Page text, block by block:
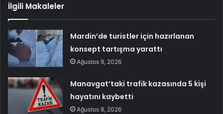
İlgili Makaleler
Mardin’de turistler için hazırlanan
konsept tartışma yarattı
Ağustos 9, 2026
Manavgat’taki trafik kazasında 5 kişi
hayatını kaybetti
Ağustos 8, 2026